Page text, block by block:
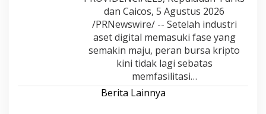
dan Caicos, 5 Agustus 2026
/PRNewswire/ -- Setelah industri
aset digital memasuki fase yang
semakin maju, peran bursa kripto
kini tidak lagi sebatas
memfasilitasi…
Berita Lainnya